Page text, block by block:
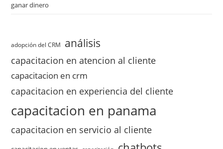
ganar dinero
adopción del CRM análisis
capacitacion en atencion al cliente
capacitacion en crm
capacitacion en experiencia del cliente
capacitacion en panama
capacitacion en servicio al cliente